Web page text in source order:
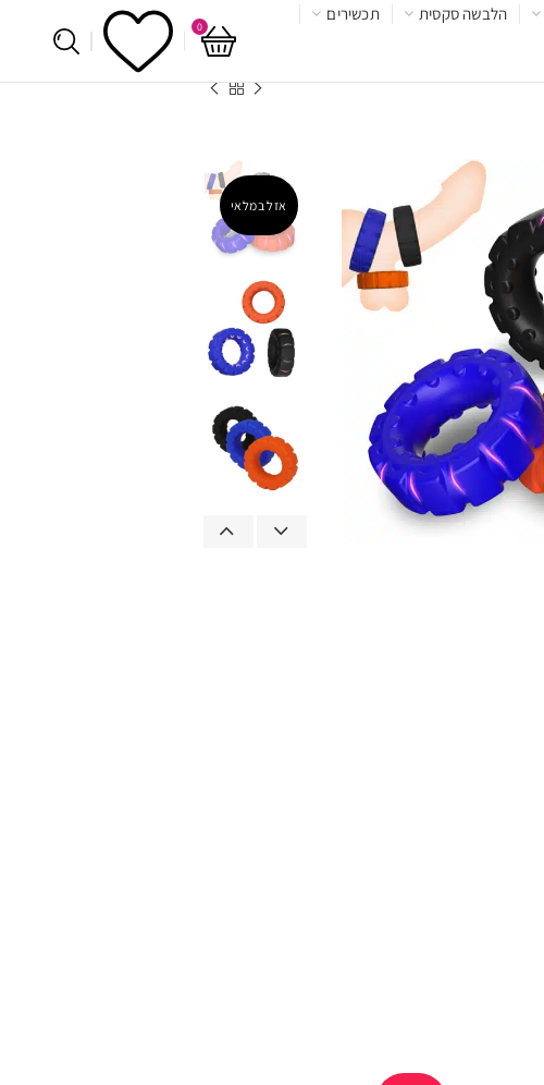
הלבשה סקסית תכשירים
0
אזל במלאי